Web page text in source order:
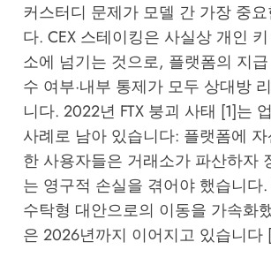
커스터디 문제가 모델 간 가장 중
다. CEX 스테이킹은 사실상 개인
소에 넘기는 것으로, 플랫폼의 지급
수 여부·내부 통제가 모두 상대방
니다. 2022년 FTX 붕괴 사태 [1]는
사례로 남아 있습니다: 플랫폼에
한 사용자들은 거래소가 파산하자
는 영구적 손실을 겪어야 했습니다
수탁형 대안으로의 이동을 가속화
은 2026년까지 이어지고 있습니다